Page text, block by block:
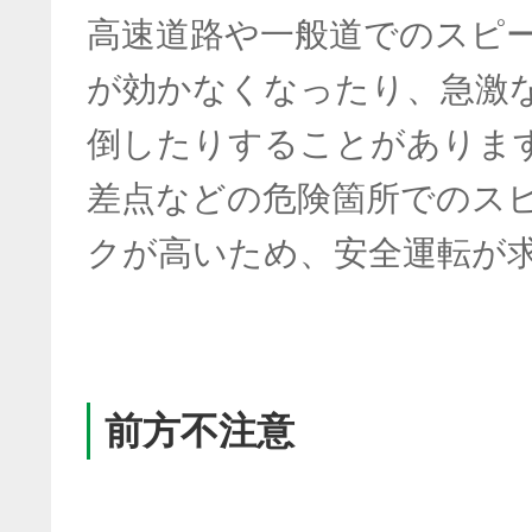
高速道路や一般道でのスピ
が効かなくなったり、急激
倒したりすることがありま
差点などの危険箇所でのス
クが高いため、安全運転が
前方不注意